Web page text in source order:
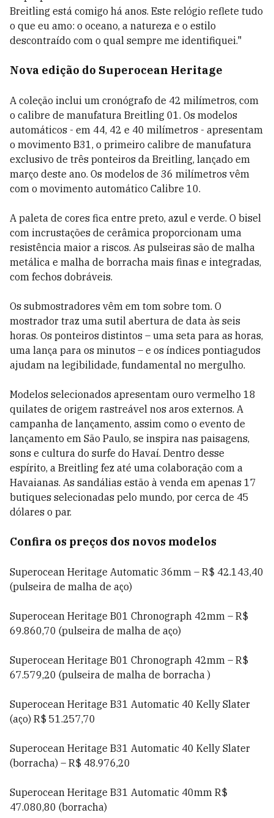
Breitling está comigo há anos. Este relógio reflete tudo
o que eu amo: o oceano, a natureza e o estilo
descontraído com o qual sempre me identifiquei."
Nova edição do Superocean Heritage
A coleção inclui um cronógrafo de 42 milímetros, com
o calibre de manufatura Breitling 01. Os modelos
automáticos - em 44, 42 e 40 milímetros - apresentam
o movimento B31, o primeiro calibre de manufatura
exclusivo de três ponteiros da Breitling, lançado em
março deste ano. Os modelos de 36 milímetros vêm
com o movimento automático Calibre 10.
A paleta de cores fica entre preto, azul e verde. O bisel
com incrustações de cerâmica proporcionam uma
resistência maior a riscos. As pulseiras são de malha
metálica e malha de borracha mais finas e integradas,
com fechos dobráveis.
Os submostradores vêm em tom sobre tom. O
mostrador traz uma sutil abertura de data às seis
horas. Os ponteiros distintos – uma seta para as horas,
uma lança para os minutos – e os índices pontiagudos
ajudam na legibilidade, fundamental no mergulho.
Modelos selecionados apresentam ouro vermelho 18
quilates de origem rastreável nos aros externos. A
campanha de lançamento, assim como o evento de
lançamento em São Paulo, se inspira nas paisagens,
sons e cultura do surfe do Havaí. Dentro desse
espírito, a Breitling fez até uma colaboração com a
Havaianas. As sandálias estão à venda em apenas 17
butiques selecionadas pelo mundo, por cerca de 45
dólares o par.
Confira os preços dos novos modelos
Superocean Heritage Automatic 36mm – R$ 42.143,40
(pulseira de malha de aço)
Superocean Heritage B01 Chronograph 42mm – R$
69.860,70 (pulseira de malha de aço)
Superocean Heritage B01 Chronograph 42mm – R$
67.579,20 (pulseira de malha de borracha )
Superocean Heritage B31 Automatic 40 Kelly Slater
(aço) R$ 51.257,70
Superocean Heritage B31 Automatic 40 Kelly Slater
(borracha) – R$ 48.976,20
Superocean Heritage B31 Automatic 40mm R$
47.080,80 (borracha)